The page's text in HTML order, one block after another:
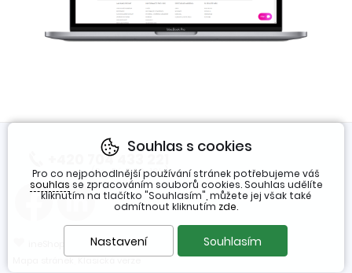
+420 704 433 221
(Po-Pá 7:30-16h)
Mapa stránek,Klasická verze
Souhlas s cookies
Pro co nejpohodlnější používání stránek potřebujeme váš
souhlas se zpracováním souborů cookies. Souhlas udělíte
kliknutím na tlačítko "Souhlasím", můžete jej však také
odmítnout kliknutím zde.
Nastavení Souhlasím